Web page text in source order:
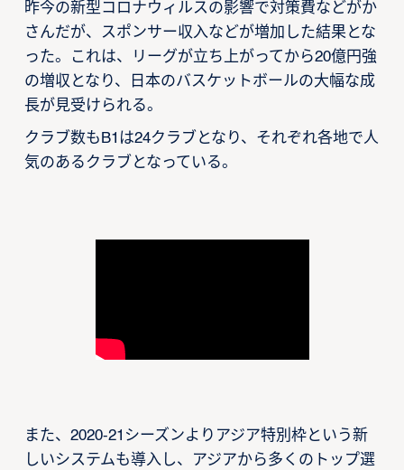
昨今の新型コロナウィルスの影響で対策費などがか
さんだが、スポンサー収入などが増加した結果とな
った。これは、リーグが立ち上がってから20億円強
の増収となり、日本のバスケットボールの大幅な成
長が見受けられる。
クラブ数もB1は24クラブとなり、それぞれ各地で人
気のあるクラブとなっている。
また、2020-21シーズンよりアジア特別枠という新
しいシステムも導入し、アジアから多くのトップ選